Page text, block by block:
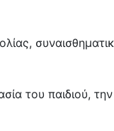
του παιδιού,